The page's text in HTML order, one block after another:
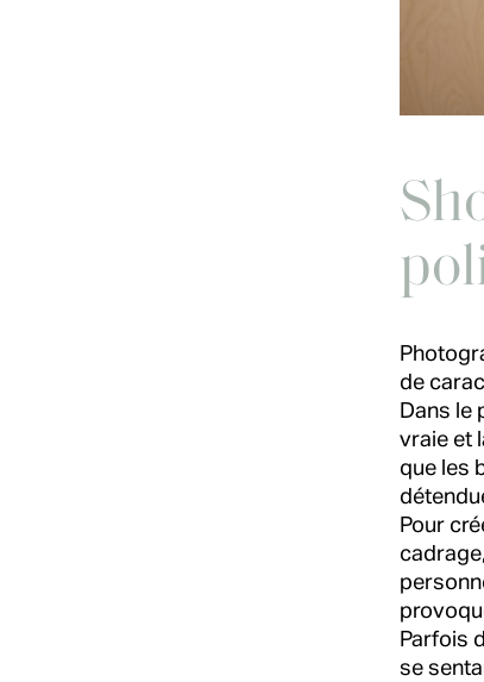
de
Dans le
vraie et
que les
Pour
Parfois
se